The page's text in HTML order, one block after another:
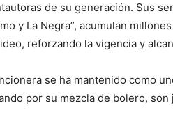
de su generación. Sus
y La Negra”, acumulan
reforzando la vigencia y
se ha mantenido como
por su mezcla de bolero,